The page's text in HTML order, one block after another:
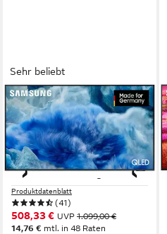
Sehr beliebt
SAMSUNG
GQ55Q8FAAU QLED-
Fernseher
138 cm/55 Zoll Diagonale
QLED Bildschirmtechnologie
4K Ultra HD Auflösung
Produktdatenblatt
(41)
508,33 € UVP 1.099,00 €
14,76 € mtl. in 48 Raten